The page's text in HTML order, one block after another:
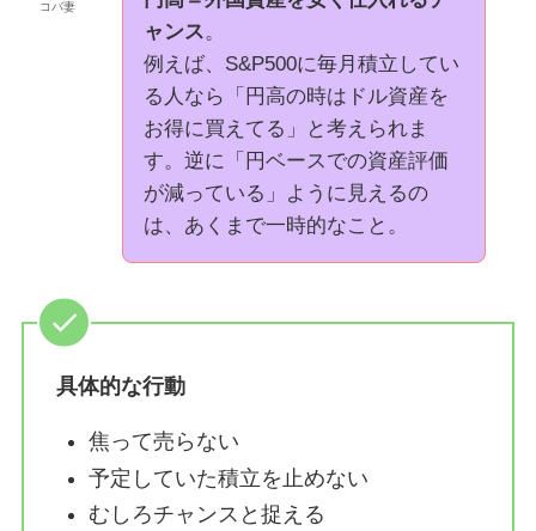
コバ妻
ャンス。
例えば、S&P500に毎月積立してい
る人なら「円高の時はドル資産を
お得に買えてる」と考えられま
す。逆に「円ベースでの資産評価
が減っている」ように見えるの
は、あくまで一時的なこと。
具体的な行動
焦って売らない
予定していた積立を止めない
むしろチャンスと捉える